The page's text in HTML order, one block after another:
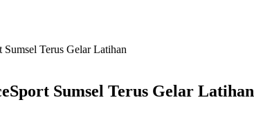
Terus Gelar Latihan
Sumsel Terus Gelar Latihan